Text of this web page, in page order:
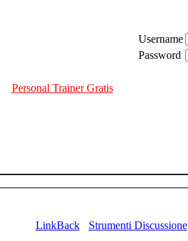
Username
Password
Personal Trainer Gratis
LinkBack Strumenti Discussione